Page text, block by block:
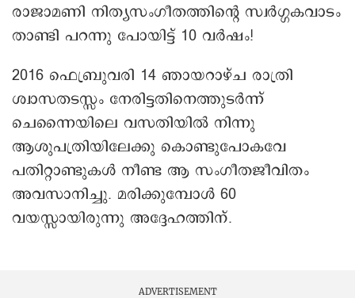
രാജാമണി നിത്യസംഗീതത്തിന്റെ സ്വര്‍ഗ്ഗകവാടം
താണ്ടി പറന്നു പോയിട്ട് 10 വർഷം!
2016 ഫെബ്രുവരി 14 ഞായറാഴ്ച രാത്രി
ശ്വാസതടസ്സം നേരിട്ടതിനെത്തുടര്‍ന്ന്
ചെന്നൈയിലെ വസതിയില്‍ നിന്നു
ആശുപത്രിയിലേക്കു കൊണ്ടുപോകവേ
പതിറ്റാണ്ടുകള്‍ നീണ്ട ആ സംഗീതജീവിതം
അവസാനിച്ചു. മരിക്കുമ്പോൾ 60
വയസ്സായിരുന്നു അദ്ദേഹത്തിന്.
ADVERTISEMENT